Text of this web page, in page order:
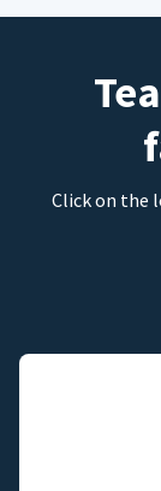
Click on the